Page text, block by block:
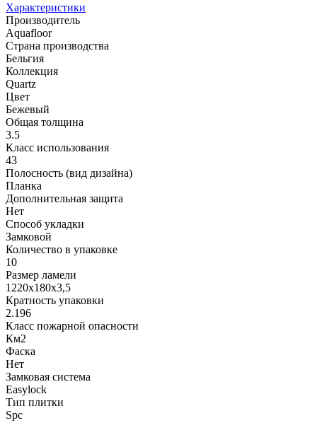
Характеристики
Производитель
Aquafloor
Страна производства
Бельгия
Коллекция
Quartz
Цвет
Бежевый
Общая толщина
3.5
Класс использования
43
Полосность (вид дизайна)
Планка
Дополнительная защита
Нет
Способ укладки
Замковой
Количество в упаковке
10
Размер ламели
1220х180х3,5
Кратность упаковки
2.196
Класс пожарной опасности
Км2
Фаска
Нет
Замковая система
Easylock
Тип плитки
Spc